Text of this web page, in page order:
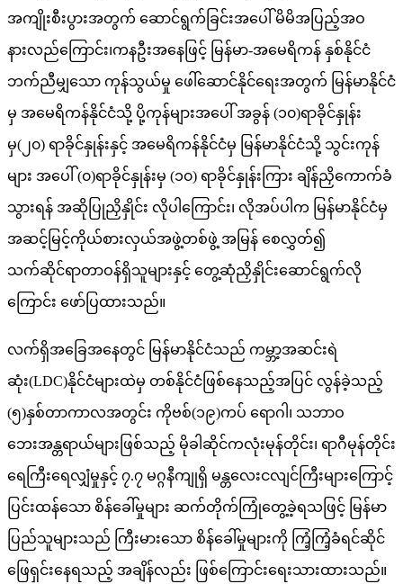
အကျိုးစီးပွားအတွက် ဆောင်ရွက်ခြင်းအပေါ် မိမိအပြည့်အဝ
နားလည်ကြောင်း၊ကနဦးအနေဖြင့် မြန်မာ-အမေရိကန် နှစ်နိုင်ငံ
ဘက်ညီမျှသော ကုန်သွယ်မှု ဖေါ်ဆောင်နိုင်ရေးအတွက် မြန်မာနိုင်ငံ
မှ အမေရိကန်နိုင်ငံသို့ ပို့ကုန်များအပေါ် အခွန် (၁၀)ရာခိုင်နှုန်း
မှ(၂၀) ရာခိုင်နှုန်းနှင့် အမေရိကန်နိုင်ငံမှ မြန်မာနိုင်ငံသို့ သွင်းကုန်
များ အပေါ် (၀)ရာခိုင်နှုန်းမှ (၁၀) ရာခိုင်နှုန်းကြား ချိန်ညှိကောက်ခံ
သွားရန် အဆိုပြုညှိနှိုင်း လိုပါကြောင်း၊ လိုအပ်ပါက မြန်မာနိုင်ငံမှ
အဆင့်မြင့်ကိုယ်စားလှယ်အဖွဲ့တစ်ဖွဲ့ အမြန် စေလွှတ်၍
သက်ဆိုင်ရာတာဝန်ရှိသူများနှင့် တွေ့ဆုံညှိနှိုင်းဆောင်ရွက်လို
ကြောင်း ဖော်ပြထားသည်။
လက်ရှိအခြေအနေတွင် မြန်မာနိုင်ငံသည် ကမ္ဘာ့အဆင်းရဲ
ဆုံး(LDC)နိုင်ငံများထဲမှ တစ်နိုင်ငံဖြစ်နေသည့်အပြင် လွန်ခဲ့သည့်
(၅)နှစ်တာကာလအတွင်း ကိုဗစ်(၁၉)ကပ် ရောဂါ၊ သဘာဝ
ဘေးအန္တရာယ်များဖြစ်သည့် မိုခါဆိုင်ကလုံးမုန်တိုင်း၊ ရာဂီမုန်တိုင်း
ရေကြီးရေလျှံမှုနှင့် ၇.၇ မဂ္ဂနီကျုရှိ မန္တလေးငလျင်ကြီးများကြောင့်
ပြင်းထန်သော စိန်ခေါ်မှုများ ဆက်တိုက်ကြုံတွေ့ခဲ့ရသဖြင့် မြန်မာ
ပြည်သူများသည် ကြီးမားသော စိန်ခေါ်မှုများကို ကြံ့ကြံ့ခံရင်ဆိုင်
ဖြေရှင်းနေရသည့် အချိန်လည်း ဖြစ်ကြောင်းရေးသားထားသည်။